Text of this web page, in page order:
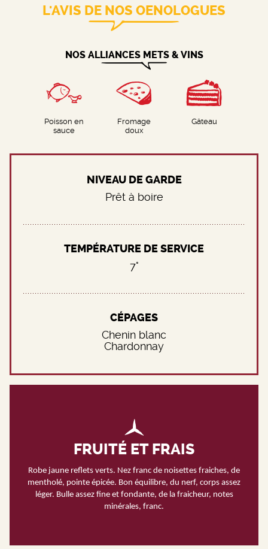
L'AVIS DE NOS OENOLOGUES
NOS ALLIANCES METS & VINS
Poisson en
sauce
Fromage
doux
Gâteau
FRUITÉ ET FRAIS
Robe jaune reflets verts. Nez franc de noisettes fraiches, de
mentholé, pointe épicée. Bon équilibre, du nerf, corps assez
léger. Bulle assez fine et fondante, de la fraicheur, notes
minérales, franc.
NIVEAU DE GARDE
Prêt à boire
TEMPÉRATURE DE SERVICE
7°
CÉPAGES
Chenin blanc
Chardonnay